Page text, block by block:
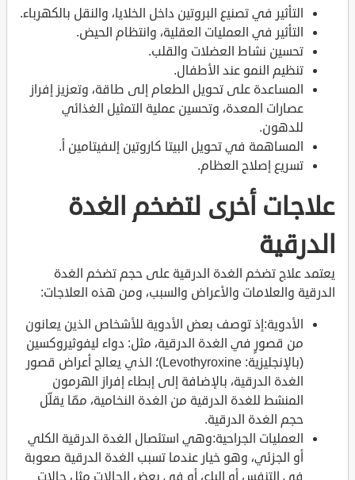
التأثير في تصنيع البروتين داخل الخلايا، والنقل بالكهرباء.
التأثير في العمليات العقلية، وانتظام الحيض.
تحسين نشاط العضلات والقلب.
تنظيم النمو عند الأطفال.
المساعدة على تحويل الطعام إلى طاقة، وتعزيز إفراز
عصارات المعدة، وتحسين عملية التمثيل الغذائي
للدهون.
المساهمة في تحويل البيتا كاروتين إلىفيتامين أ.
تسريع إصلاح العظام.
علاجات أخرى لتضخم الغدة
الدرقية
يعتمد علاج تضخم الغدة الدرقية على حجم تضخم الغدة
الدرقية والعلامات والأعراض والسبب، ومن هذه العلاجات:
الأدوية:إذ توصف بعض الأدوية للأشخاص الذين يعانون
من قصورٍ في الغدة الدرقية، مثل: دواء ليفوثيروكسين
(بالإنجليزية: Levothyroxine)؛ الذي يعالج أعراض قصور
الغدة الدرقية، بالإضافة إلى إبطاء إفراز الهرمون
المنشط للغدة الدرقية من الغدة النخامية، ممّا يقلّل
حجم الغدة الدرقية.
العمليات الجراحية:وهي استئصال الغدة الدرقية الكلي
أو الجزئي، وهو خيار عندما تسبب الغدة الدرقية صعوبة